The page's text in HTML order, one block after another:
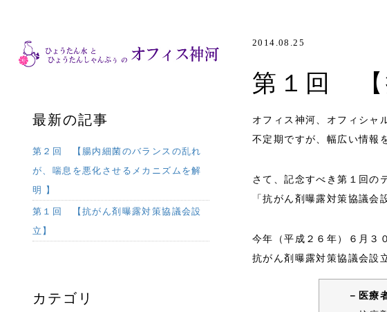
最新の記事
第２回 【腸内細菌のバランスの乱れ
が、喘息を悪化させるメカニズムを解
明 】
第１回 【抗がん剤曝露対策協議会設
立】
カテゴリ
2014.08.25
第１回 【
オフィス神河、オフィシャ
不定期ですが、幅広い情報
さて、記念すべき第１回の
「抗がん剤曝露対策協議会
今年（平成２６年）６月３
抗がん剤曝露対策協議会設
－医療